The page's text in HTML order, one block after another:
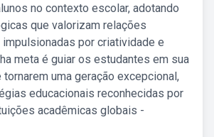
no contexto escolar, adotando
que valorizam relações
por criatividade e
meta é guiar os estudantes em sua
uma geração excepcional,
educacionais reconhecidas por
acadêmicas globais -